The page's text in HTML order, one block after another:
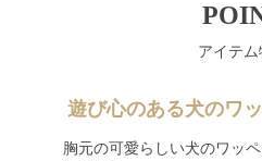
アイテ
遊び心のある犬のワ
胸元の可愛らしい犬のワッ